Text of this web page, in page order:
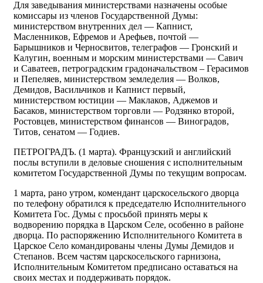
Для заведывания министерствами назначены особые
комиссары из членов Государственной Думы:
министерством внутренних дел — Капнист,
Масленников, Ефремов и Арефьев, почтой —
Барышников и Черносвитов, телеграфов — Гронский и
Калугин, военным и морским министерствами — Савич
и Саватеев, петроградским градоначальством – Герасимов
и Пепеляев, министерством земледелия — Волков,
Демидов, Васильчиков и Капнист первый,
министерством юстиции — Маклаков, Аджемов и
Басаков, министерством торговли — Родзянко второй,
Ростовцев, министерством финансов — Виноградов,
Титов, сенатом — Годиев.
ПЕТРОГРАДЪ. (1 марта). Французский и aнглийский
послы вступили в деловые сношения с исполнительным
комитетом Государственной Думы по текущим вопросам.
1 марта, рано утром, комендант царскосельского дворца
по телефону обратился к председателю Исполнительного
Комитета Гос. Думы с просьбой принять меры к
водворению порядка в Царском Селе, особенно в районе
дворца. По распоряжению Исполнительного Комитета в
Царское Село командированы члены Думы Демидов и
Степанов. Всем частям царскосельского гарнизона,
Исполнительным Комитетом предписано оставаться на
своих местах и поддерживать порядок.